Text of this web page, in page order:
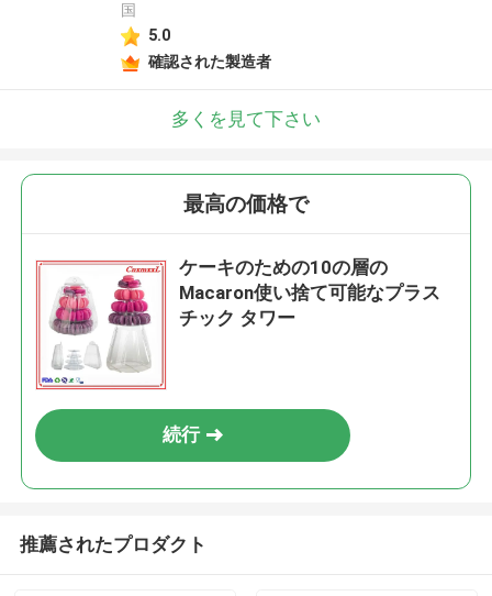
国
5.0
確認された製造者
多くを見て下さい
最高の価格で
ケーキのための10の層の
Macaron使い捨て可能なプラス
チック タワー
続行
推薦されたプロダクト